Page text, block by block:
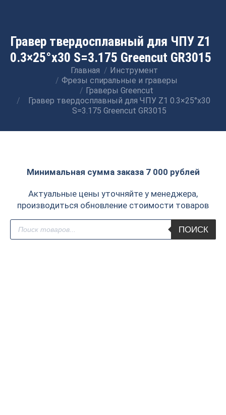
Гравер твердосплавный для ЧПУ Z1
0.3×25°x30 S=3.175 Greencut GR3015
Главная
Инструмент
Фрезы спиральные и граверы
Граверы Greencut
Гравер твердосплавный для ЧПУ Z1 0.3×25°x30
S=3.175 Greencut GR3015
Минимальная сумма заказа 7 000 рублей
Актуальные цены уточняйте у менеджера,
производиться обновление стоимости товаров
Поиск
товаров
ПОИСК